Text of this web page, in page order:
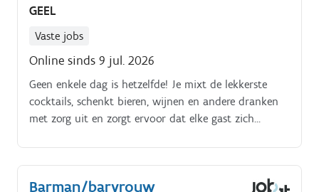
GEEL
Vaste jobs
Online sinds 9 jul. 2026
Geen enkele dag is hetzelfde! Je mixt de lekkerste
cocktails, schenkt bieren, wijnen en andere dranken
met zorg uit en zorgt ervoor dat elke gast zich
moeiteloos bij in de zaal en behoud je altijd het
overzicht. Dankzij jouw enthousiasme, glimlach en
vlotte service blijven gasten graag nog eentje langer.
Barman/barvrouw